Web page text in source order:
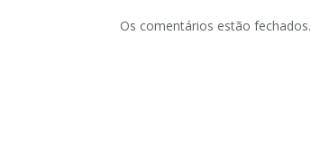
Os comentários estão fechados.